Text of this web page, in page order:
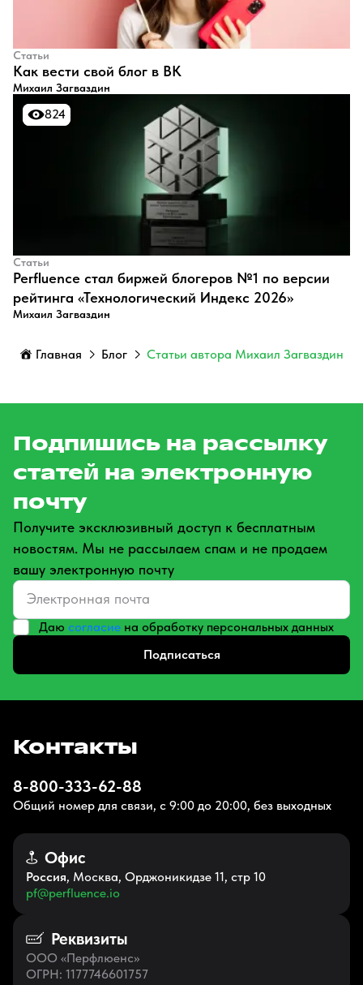
Статьи
​Как вести свой блог в ВК
Михаил Загваздин
824
824
Статьи
Perfluence стал биржей блогеров №1 по версии
рейтинга «Технологический Индекс 2026»
Михаил Загваздин
Главная Блог Статьи автора Михаил Загваздин
Подпишись на рассылку
статей на электронную
почту
Получите эксклюзивный доступ к бесплатным
новостям. Мы не рассылаем спам и не продаем
вашу электронную почту
Даю согласие на обработку персональных данных
Подписаться
Контакты
8-800-333-62-88
Общий номер для связи, с 9:00 до 20:00, без выходных
Офис
Россия, Москва, Орджоникидзе 11, стр 10
pf@perfluence.io
Реквизиты
ООО «Перфлюенс»
ОГРН: 1177746601757